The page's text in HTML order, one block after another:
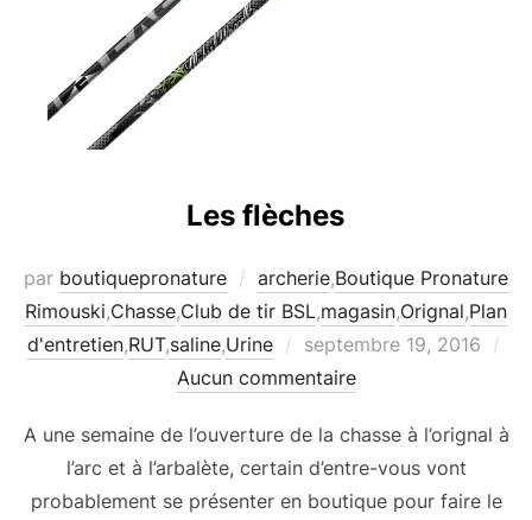
Les flèches
par boutiquepronature archerie,Boutique Pronature
Rimouski,Chasse,Club de tir BSL,magasin,Orignal,Plan
d'entretien,RUT,saline,Urine
Publié
le
septembre 19, 2016
Aucun commentaire
A une semaine de l’ouverture de la chasse à l’orignal à
l’arc et à l’arbalète, certain d’entre-vous vont
probablement se présenter en boutique pour faire le